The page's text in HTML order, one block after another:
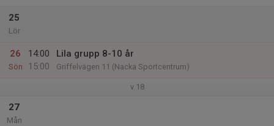
25
Lör
26
Sön
14:00
15:00
Lila grupp 8-10 år
Griffelvägen 11 (Nacka Sportcentrum)
v.18
27
Mån